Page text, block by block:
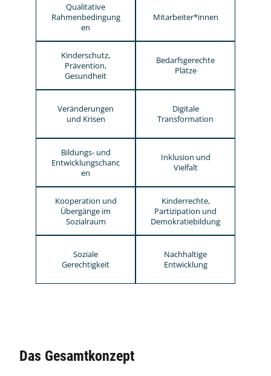
Qualitative
Rahmenbedingung
en
Mitarbeiter*innen
Kinderschutz,
Prävention,
Gesundheit
Bedarfsgerechte
Plätze
Veränderungen
und Krisen
Digitale
Transformation
Bildungs- und
Entwicklungschanc
en
Inklusion und
Vielfalt
Kooperation und
Übergänge im
Sozialraum
Kinderrechte,
Partizipation und
Demokratiebildung
Soziale
Gerechtigkeit
Nachhaltige
Entwicklung
Das Gesamtkonzept